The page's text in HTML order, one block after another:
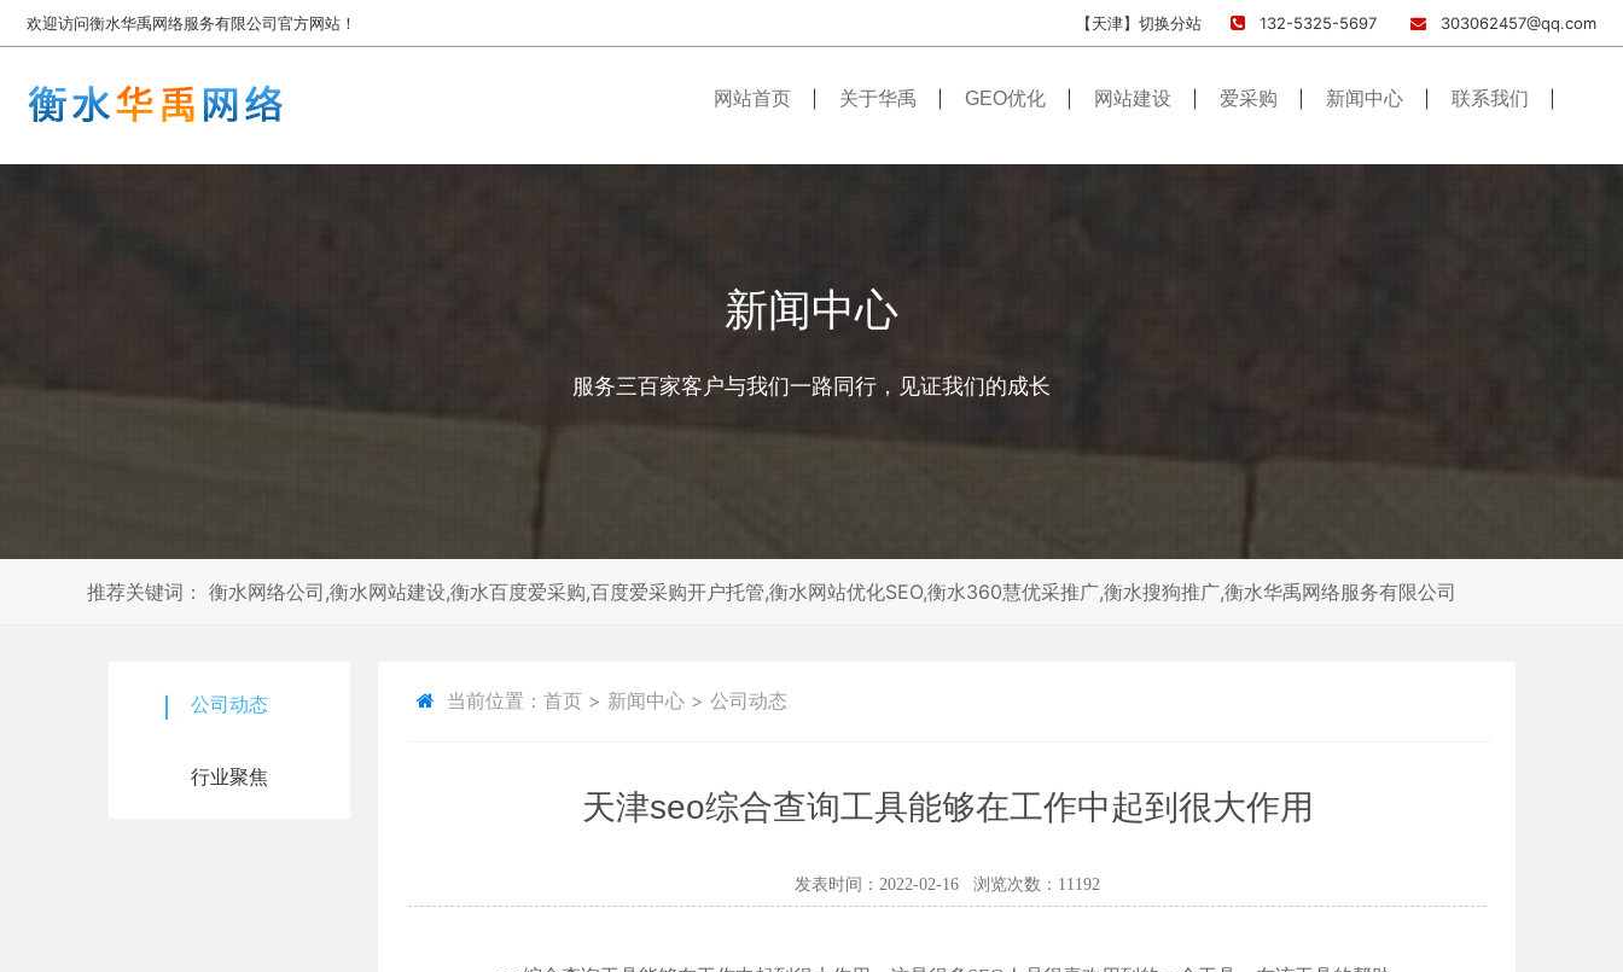
欢迎访问衡水华禹网络服务有限公司官方网站！ 【天津】 切换分站 132-5325-5697 303062457@qq.com
网站首页 关于华禹 GEO优化 网站建设 爱采购 新闻中心 联系我们
新闻中心
服务三百家客户与我们一路同行，见证我们的成长
推荐关键词： 衡水网络公司,衡水网站建设,衡水百度爱采购,百度爱采购开户托管,衡水网站优化SEO,衡水360慧优采推广,衡水搜狗推广,衡水华禹网络服务有限公司
公司动态
行业聚焦
当前位置： 首页> 新闻中心> 公司动态
天津seo综合查询工具能够在工作中起到很大作用
发表时间：2022-02-16 浏览次数：11192